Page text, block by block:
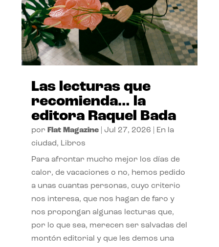
Las lecturas que
recomienda… la
editora Raquel Bada
por Flat Magazine| Jul 27, 2026
En la
ciudad, Libros
Para afrontar mucho mejor los días de
calor, de vacaciones o no, hemos pedido
a unas cuantas personas, cuyo criterio
nos interesa, que nos hagan de faro y
nos propongan algunas lecturas que,
por lo que sea, merecen ser salvadas del
montón editorial y que les demos una